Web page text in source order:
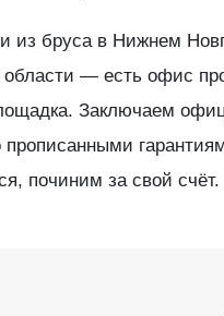
из бруса в Нижнем
области — есть офис
Заключаем
прописанными
починим за свой счёт.